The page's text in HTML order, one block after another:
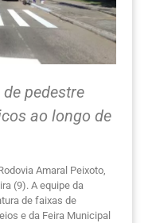
pedestre
ao longo de
Amaral Peixoto,
(9). A equipe da
de faixas de
e da Feira Municipal